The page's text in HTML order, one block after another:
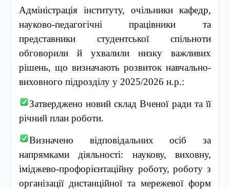
Адміністрація інституту, очільники кафедр,
науково-педагогічні працівники та
представники студентської спільноти
обговорили й ухвалили низку важливих
рішень, що визначають розвиток навчально-
виховного підрозділу у 2025/2026 н.р.:
Затверджено новий склад Вченої ради та її
річний план роботи.
Визначено відповідальних осіб за
напрямками діяльності: наукову, виховну,
іміджево-профорієнтаційну роботу, роботу з
організації дистанційної та мережевої форм